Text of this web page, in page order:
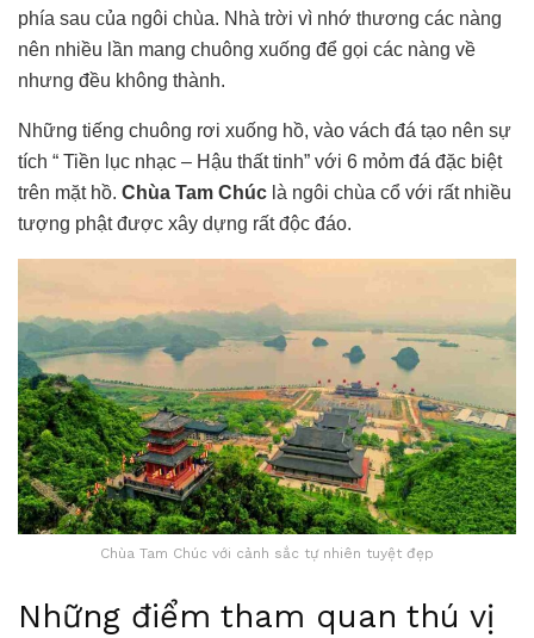
phía sau của ngôi chùa. Nhà trời vì nhớ thương các nàng
nên nhiều lần mang chuông xuống để gọi các nàng về
nhưng đều không thành.
Những tiếng chuông rơi xuống hồ, vào vách đá tạo nên sự
tích “ Tiền lục nhạc – Hậu thất tinh” với 6 mỏm đá đặc biệt
trên mặt hồ. Chùa Tam Chúc là ngôi chùa cổ với rất nhiều
tượng phật được xây dựng rất độc đáo.
Chùa Tam Chúc với cảnh sắc tự nhiên tuyệt đẹp
Những điểm tham quan thú vị